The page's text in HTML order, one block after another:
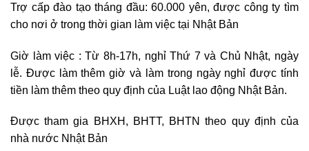
Trợ cấp đào tạo tháng đầu: 60.000 yên, được công ty tìm
cho nơi ở trong thời gian làm việc tại Nhật Bản
Giờ làm việc : Từ 8h-17h, nghỉ Thứ 7 và Chủ Nhật, ngày
lễ. Được làm thêm giờ và làm trong ngày nghỉ được tính
tiền làm thêm theo quy định của Luật lao động Nhật Bản.
Được tham gia BHXH, BHTT, BHTN theo quy định của
nhà nước Nhật Bản